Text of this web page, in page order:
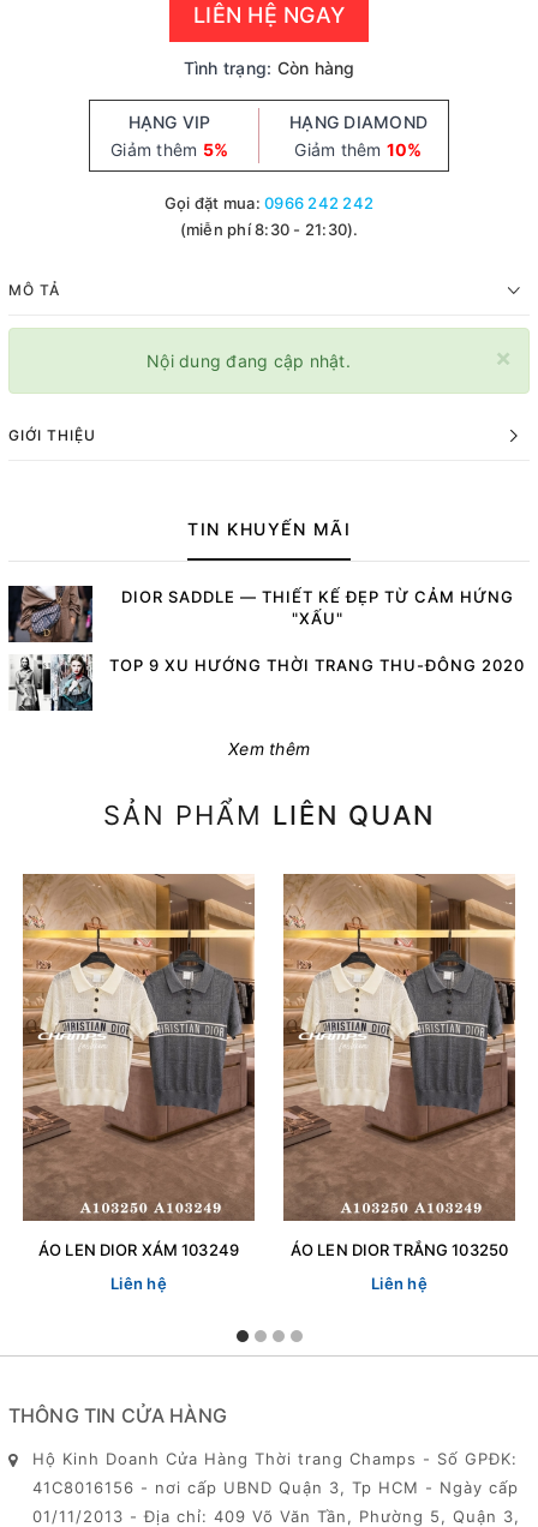
LIÊN HỆ NGAY
Tình trạng: Còn hàng
HẠNG VIP
Giảm thêm 5%
HẠNG DIAMOND
Giảm thêm 10%
Gọi đặt mua:0966 242 242
(miễn phí 8:30 - 21:30).
MÔ TẢ
×
Nội dung đang cập nhật.
GIỚI THIỆU
TIN KHUYẾN MÃI
DIOR SADDLE — THIẾT KẾ ĐẸP TỪ CẢM HỨNG
"XẤU"
TOP 9 XU HƯỚNG THỜI TRANG THU-ĐÔNG 2020
Xem thêm
SẢN PHẨM LIÊN QUAN
ÁO LEN DIOR XÁM 103249
Liên hệ
ÁO LEN DIOR TRẮNG 103250
Liên hệ
THÔNG TIN CỬA HÀNG
Hộ Kinh Doanh Cửa Hàng Thời trang Champs - Số GPĐK:
41C8016156 - nơi cấp UBND Quận 3, Tp HCM - Ngày cấp
01/11/2013 - Địa chỉ: 409 Võ Văn Tần, Phường 5, Quận 3,